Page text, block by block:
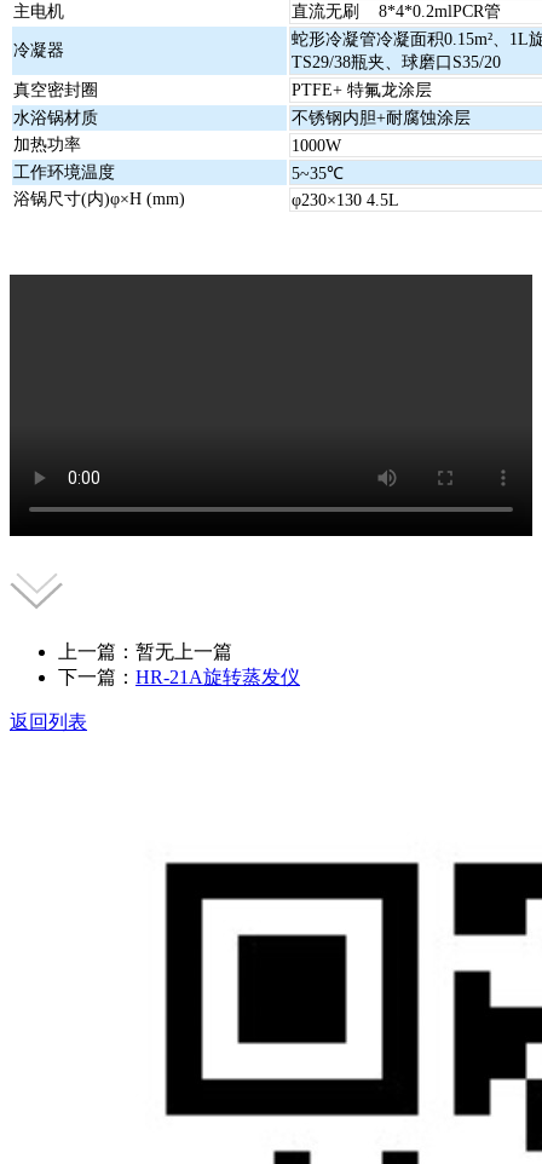
主电机
直流无刷 8*4*0.2mlPCR管
冷凝器
蛇形冷凝管冷凝面积0.15m²、1L
TS29/38瓶夹、球磨口S35/20
真空密封圈
PTFE+ 特氟龙涂层
水浴锅材质
不锈钢内胆+耐腐蚀涂层
加热功率
1000W
工作环境温度
5~35℃
浴锅尺寸(内)φ×H (mm)
φ230×130 4.5L
上一篇：暂无上一篇
下一篇： HR-21A旋转蒸发仪
返回列表